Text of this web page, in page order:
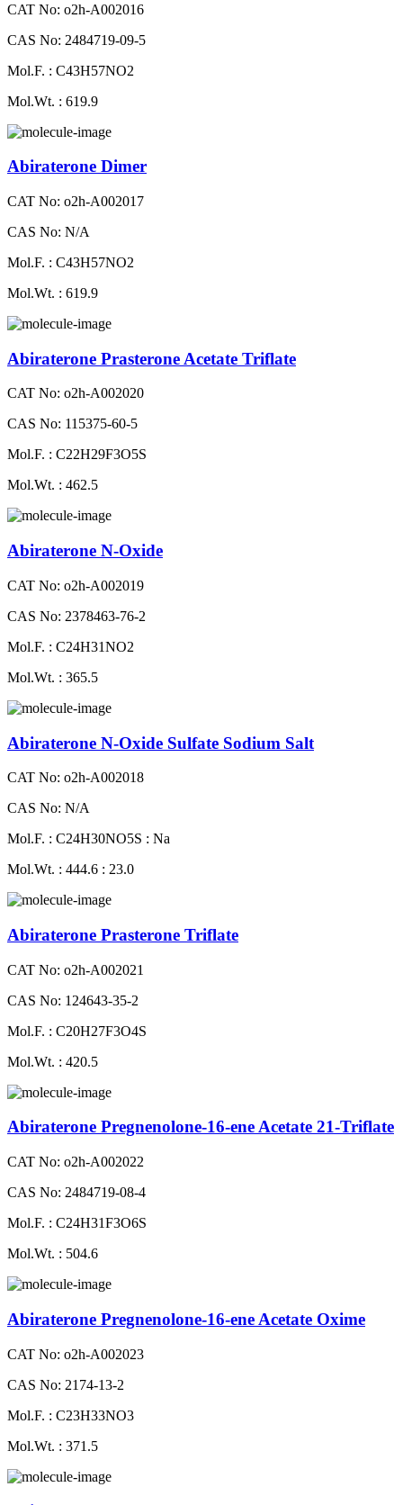
CAT No: o2h-A002016
CAS No: 2484719-09-5
Mol.F. : C43H57NO2
Mol.Wt. : 619.9
Abiraterone Dimer
CAT No: o2h-A002017
CAS No: N/A
Mol.F. : C43H57NO2
Mol.Wt. : 619.9
Abiraterone Prasterone Acetate Triflate
CAT No: o2h-A002020
CAS No: 115375-60-5
Mol.F. : C22H29F3O5S
Mol.Wt. : 462.5
Abiraterone N-Oxide
CAT No: o2h-A002019
CAS No: 2378463-76-2
Mol.F. : C24H31NO2
Mol.Wt. : 365.5
Abiraterone N-Oxide Sulfate Sodium Salt
CAT No: o2h-A002018
CAS No: N/A
Mol.F. : C24H30NO5S : Na
Mol.Wt. : 444.6 : 23.0
Abiraterone Prasterone Triflate
CAT No: o2h-A002021
CAS No: 124643-35-2
Mol.F. : C20H27F3O4S
Mol.Wt. : 420.5
Abiraterone Pregnenolone-16-ene Acetate 21-Triflate
CAT No: o2h-A002022
CAS No: 2484719-08-4
Mol.F. : C24H31F3O6S
Mol.Wt. : 504.6
Abiraterone Pregnenolone-16-ene Acetate Oxime
CAT No: o2h-A002023
CAS No: 2174-13-2
Mol.F. : C23H33NO3
Mol.Wt. : 371.5